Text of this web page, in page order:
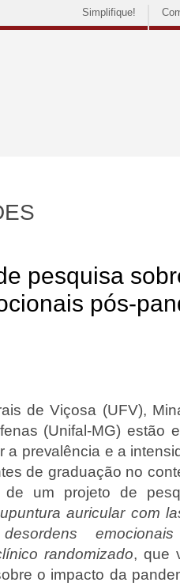
Simplifique!
pesquisa
pós-
de Viçosa (UFV),
(Unifal-MG) estão
a prevalência e a
de graduação no
um projeto de
auricular com
randomizado, que
o impacto da